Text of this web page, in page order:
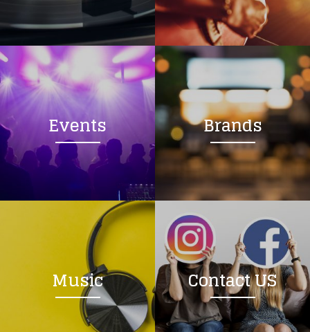
Events Brands
Music Contact US